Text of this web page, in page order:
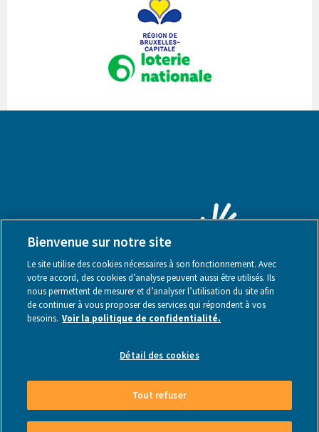
Made by Webstanz- Copyright © 2026
Bienvenue sur notre site
Le site utilise des cookies nécessaires à son fonctionnement. Avec
votre accord, des cookies d’analyse peuvent aussi être utilisés. Ils
nous permettent de mesurer et d’analyser l’utilisation du site afin
de continuer à vous proposer des services qui répondent à vos
besoins. Voir la politique de confidentialité.
Détail des cookies
Tout refuser